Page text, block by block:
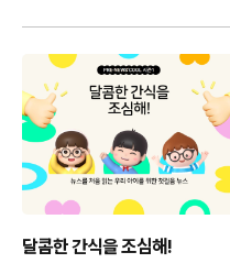
달콤한 간식을 조심해!